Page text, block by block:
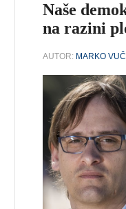
Naše
na razini
AUTOR: MARKO